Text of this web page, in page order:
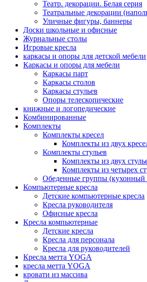
Театр. декорации. Белая серия
Театральные декорации
Уличные фигуры, баннеры
Доски школьные и офисные
Журнальные столы
Игровые кресла
каркасы и опоры для детской мебели
Каркасы и опоры для мебели
Каркасы парт
Каркасы столов
Каркасы стульев
Опоры телескопические
книжные и логопедические
Комбинированные
Комплекты
Комплекты кресел
Комплекты из двух
Комплекты стульев
Комплекты из двух
Комплекты из четырех
Обеденные группы (кухонный
Компьютерные кресла
Детские компьютерные кресла
Кресла руководителя
Офисные кресла
Кресла компьютерные
Детские кресла
Кресла для персонала
Кресла для руководителей
Кресла метта YOGA
кресла метта YOGA
кровати из массива